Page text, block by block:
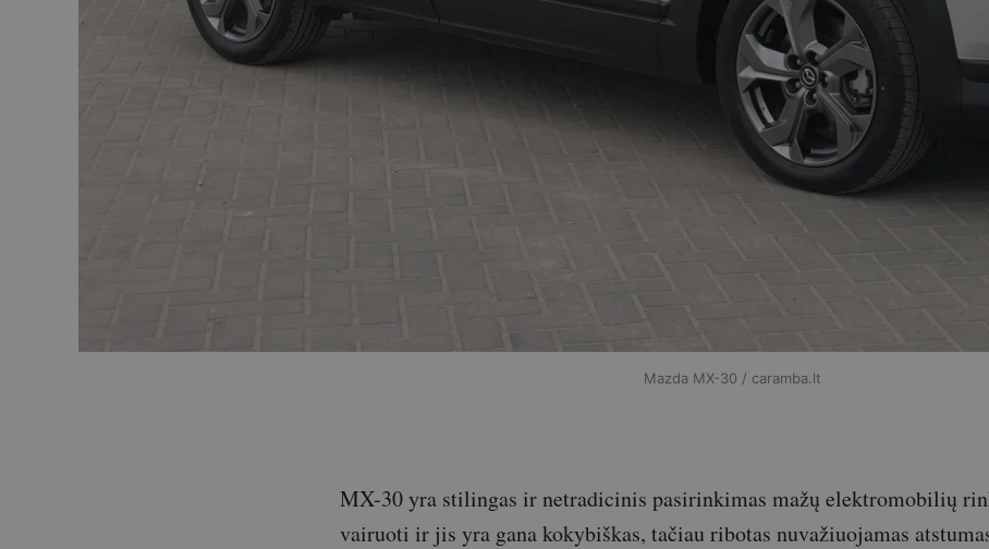
Mazda MX-30 / caramba.lt
MX-30 yra stilingas ir netradicinis pasirinkimas mažų elektromobilių
vairuoti ir jis yra gana kokybiškas, tačiau ribotas nuvažiuojamas